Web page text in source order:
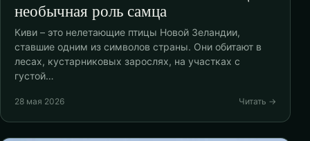
необычная роль самца
Киви – это нелетающие птицы Новой Зеландии,
ставшие одним из символов страны. Они обитают в
лесах, кустарниковых зарослях, на участках с
густой…
28 мая 2026 Читать →